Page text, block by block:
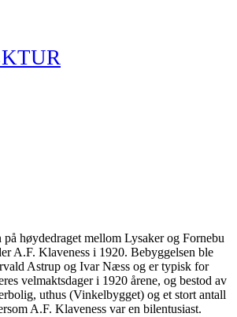
på høydedraget mellom Lysaker og Fornebu
A.F. Klaveness i 1920. Bebyggelsen ble
Astrup og Ivar Næss og er typisk for
velmaktsdager i 1920 årene, og bestod av
uthus (Vinkelbygget) og et stort antall
A.F. Klaveness var en bilentusiast.